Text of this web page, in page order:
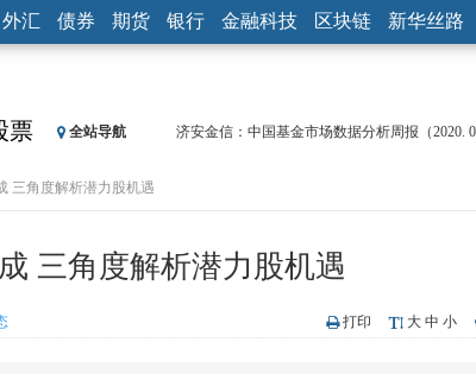
外汇 债券 期货 银行 金融科技 区块链 新华丝路
票 全站导航
济安金信：中国基金市场数据分析周报（2020.
济安金信：中国基金市场数据分析周报（2020.
【新华财经调查】同业存单、结构性存款玩起“
央行公开市场净投放300亿元 短端资金利率明
三角度解析潜力股机遇
三角度解析潜力股机遇
打印 大 中 小